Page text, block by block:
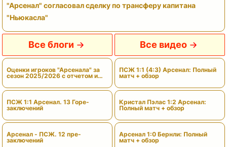
"Арсенал" согласовал сделку по трансферу капитана
"Ньюкасла"
Все блоги
Оценки игроков "Арсенала" за
сезон 2025/2026 с отчетом и
вердиктами
ПСЖ 1:1 Арсенал. 13 Горе-
заключений
Арсенал - ПСЖ. 12 пре-
заключений
Все видео
ПСЖ 1:1 (4:3) Арсенал: Полный
матч + обзор
Кристал Пэлас 1:2 Арсенал:
Полный матч + обзор
Арсенал 1:0 Бернли: Полный
матч + обзор